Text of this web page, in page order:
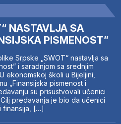
NASTAVLJA SA
PISMENOST”
Srpske „SWOT“ nastavlja sa
i saradnjom sa srednjim
ekonomskoj školi u Bijeljini,
„Finansijska pismenost i
su prisustvovali učenici
predavanja je bio da učenici
finansija, […]